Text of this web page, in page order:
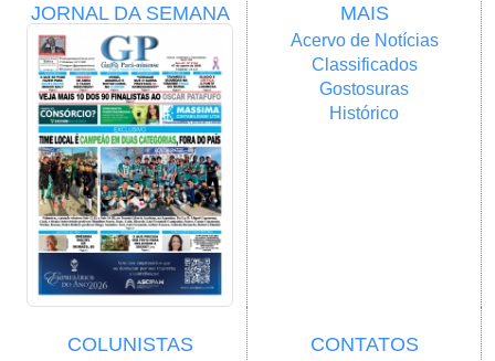
JORNAL DA SEMANA MAIS
Acervo de Notícias
Classificados
Gostosuras
Histórico
COLUNISTAS CONTATOS